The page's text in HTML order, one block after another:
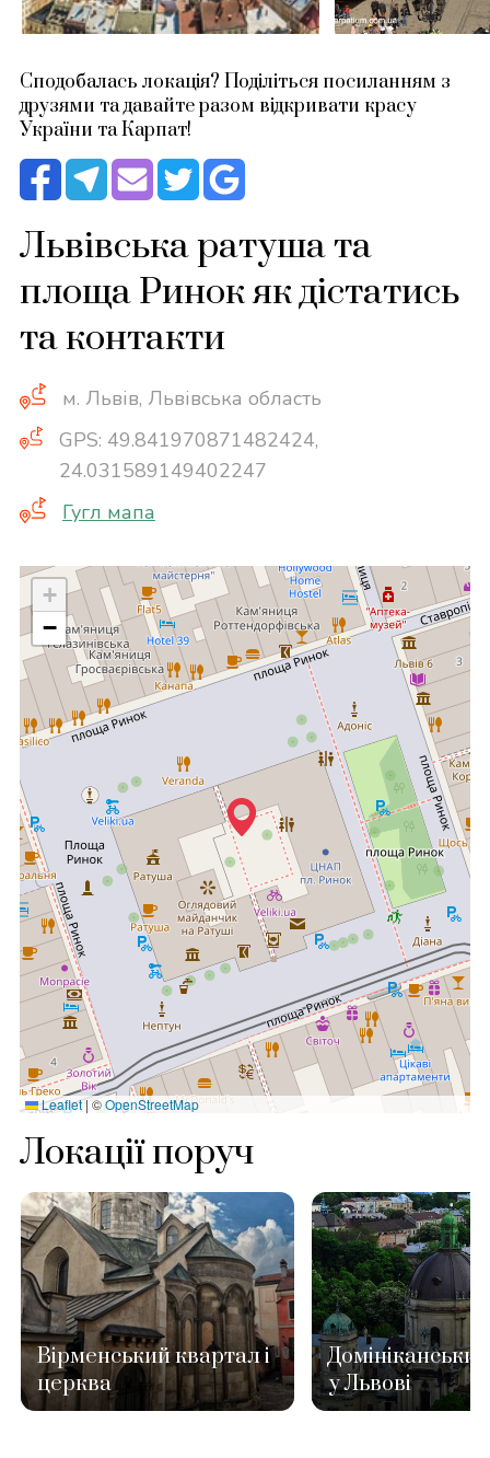
Сподобалась локація? Поділіться посиланням з
друзями та давайте разом відкривати красу
України та Карпат!
Львівська ратуша та
площа Ринок як дістатись
та контакти
м. Львів, Львівська область
GPS: 49.841970871482424,
24.031589149402247
Гугл мапа
+
−
Leaflet|©OpenStreetMap
Локації поруч
Вірменський квартал і
церква
у Львові